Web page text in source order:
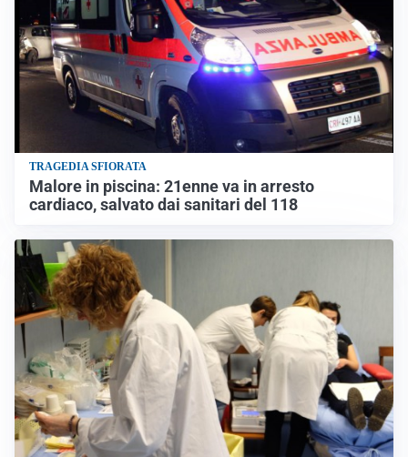
TRAGEDIA SFIORATA
Malore in piscina: 21enne va in arresto
cardiaco, salvato dai sanitari del 118